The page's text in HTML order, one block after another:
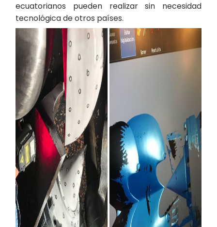
ecuatorianos pueden realizar sin necesidad
tecnológica de otros países.